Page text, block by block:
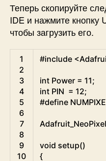
Теперь скопируйте
IDE и нажмите кнопку
чтобы загрузить его.
1
2
3
4
5
6
7
8
9
10
#include
int Power = 11;
int PIN = 12;
#define
Adafruit NeoPixel
void setup()
{